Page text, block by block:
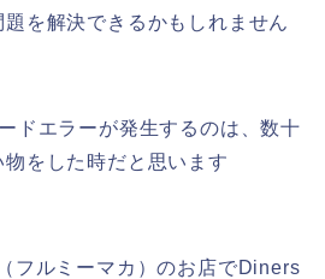
を解決できるかもしれません
ドエラーが発生するのは、数十
をした時だと思います
フルミーマカ）のお店でDiners